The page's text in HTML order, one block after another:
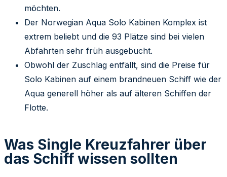
möchten.
Der Norwegian Aqua Solo Kabinen Komplex ist
extrem beliebt und die 93 Plätze sind bei vielen
Abfahrten sehr früh ausgebucht.
Obwohl der Zuschlag entfällt, sind die Preise für
Solo Kabinen auf einem brandneuen Schiff wie der
Aqua generell höher als auf älteren Schiffen der
Flotte.
Was Single Kreuzfahrer über
das Schiff wissen sollten